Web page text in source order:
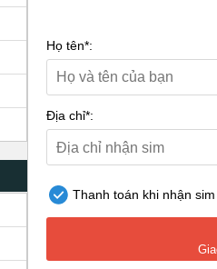
Họ tên*:
Địa chỉ*:
Thanh toán khi nhận sim